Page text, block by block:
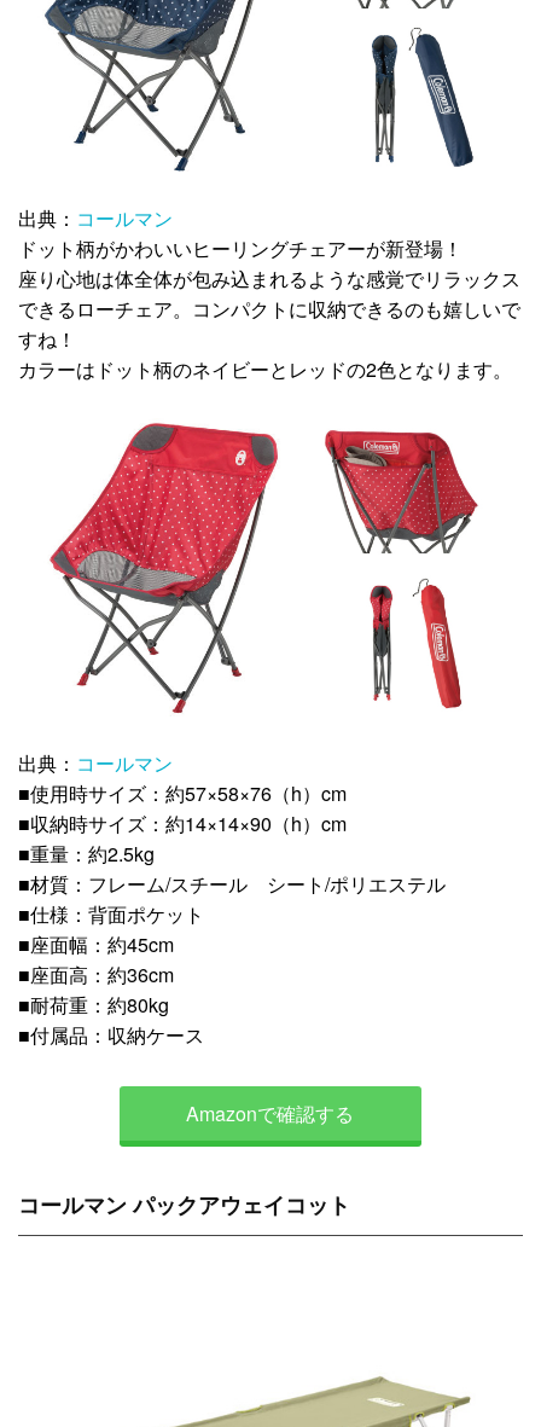
出典： コールマン
ドット柄がかわいいヒーリングチェアーが新登場！
座り心地は体全体が包み込まれるような感覚でリラックス
できるローチェア。コンパクトに収納できるのも嬉しいで
すね！
カラーはドット柄のネイビーとレッドの2色となります。
出典： コールマン
■使用時サイズ：約57×58×76（h）cm
■収納時サイズ：約14×14×90（h）cm
■重量：約2.5kg
■材質：フレーム/スチール シート/ポリエステル
■仕様：背面ポケット
■座面幅：約45cm
■座面高：約36cm
■耐荷重：約80kg
■付属品：収納ケース
Amazonで確認する
コールマン パックアウェイコット